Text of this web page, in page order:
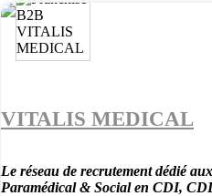
VITALIS MEDICAL
Le réseau de recrutement dédié
Paramédical & Social en CDI,